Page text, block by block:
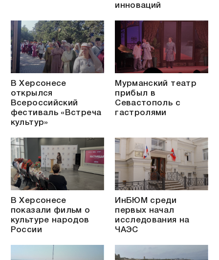
инноваций
В Херсонесе
открылся
Всероссийский
фестиваль «Встреча
культур»
Мурманский театр
прибыл в
Севастополь с
гастролями
В Херсонесе
показали фильм о
культуре народов
России
ИнБЮМ среди
первых начал
исследования на
ЧАЭС